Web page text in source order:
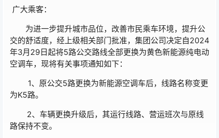
广大乘客：
为进一步提升城市品位，改善市民乘车环境，提升公
交的舒适度，经上级相关部门批准，集团公司决定自2024
年3月29日起将5路公交路线全部更换为黄色新能源纯电动
空调车，现将有关事项通知如下：
1、原公交5路更换为新能源空调车后，线路名称变更
为K5路。
2、车辆更换升级后，其运行线路、营运班次与原线
路保持不变。